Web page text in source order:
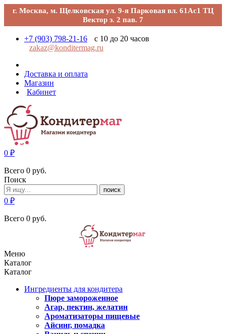
г. Москва, м. Щелковская ул. 9-я Парковая вл. 61Ас1 ТЦ
Вектор э. 2 пав. 7
+7 (903) 798-21-16
с 10 до 20 часов
zakaz@konditermag.ru
Доставка и оплата
Магазин
Кабинет
0 ₽
Всего 0 руб.
Поиск
поиск
0 ₽
Всего 0 руб.
Меню
Каталог
Каталог
Ингредиенты для кондитера
Пюре замороженное
Агар, пектин, желатин
Ароматизаторы пищевые
Айсинг, помадка